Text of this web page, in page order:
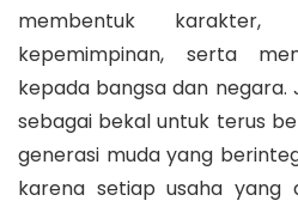
membentuk karakter,
kepemimpinan, serta
kepada bangsa dan negara.
sebagai bekal untuk terus
generasi muda yang
karena setiap usaha yang